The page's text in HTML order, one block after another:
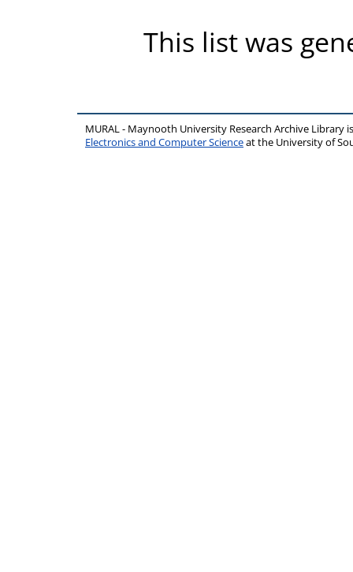
This list was
MURAL - Maynooth University Research Archive Library
Electronics and Computer Scienceat the University of